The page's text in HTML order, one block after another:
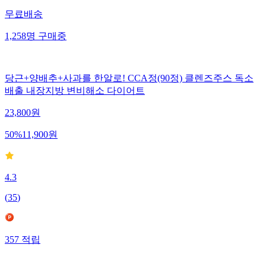
무료배송
1,258명구매중
당근+양배추+사과를 한알로! CCA정(90정) 클렌즈주스 독소
배출 내장지방 변비해소 다이어트
23,800원
50%11,900원
4.3
(35)
357적립